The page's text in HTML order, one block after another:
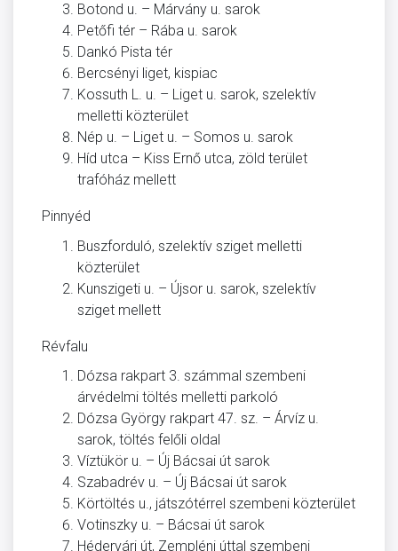
Botond u. – Márvány u. sarok
Petőfi tér – Rába u. sarok
Dankó Pista tér
Bercsényi liget, kispiac
Kossuth L. u. – Liget u. sarok, szelektív
melletti közterület
Nép u. – Liget u. – Somos u. sarok
Híd utca – Kiss Ernő utca, zöld terület
trafóház mellett
Pinnyéd
Buszforduló, szelektív sziget melletti
közterület
Kunszigeti u. – Újsor u. sarok, szelektív
sziget mellett
Révfalu
Dózsa rakpart 3. számmal szembeni
árvédelmi töltés melletti parkoló
Dózsa György rakpart 47. sz. – Árvíz u.
sarok, töltés felőli oldal
Víztükör u. – Új Bácsai út sarok
Szabadrév u. – Új Bácsai út sarok
Körtöltés u., játszótérrel szembeni közterület
Votinszky u. – Bácsai út sarok
Hédervári út, Zempléni úttal szembeni